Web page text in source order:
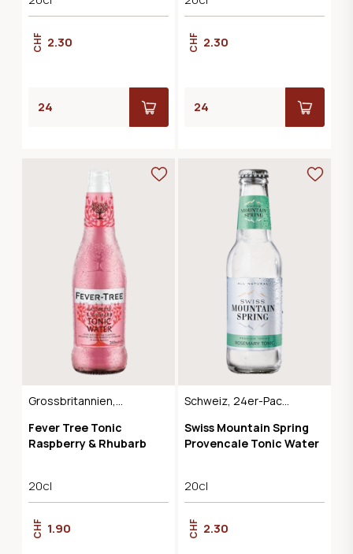
CHF 2.30 CHF 2.30
Grossbritannien,
Fever Tree Tonic
Raspberry & Rhubarb
20cl
CHF 1.90
Schweiz, 24er-Pack
Tonic
Swiss Mountain Spring
Provencale Tonic Water
20cl
CHF 2.30